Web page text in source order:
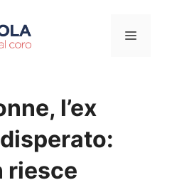
Menu
l’ex
riesce